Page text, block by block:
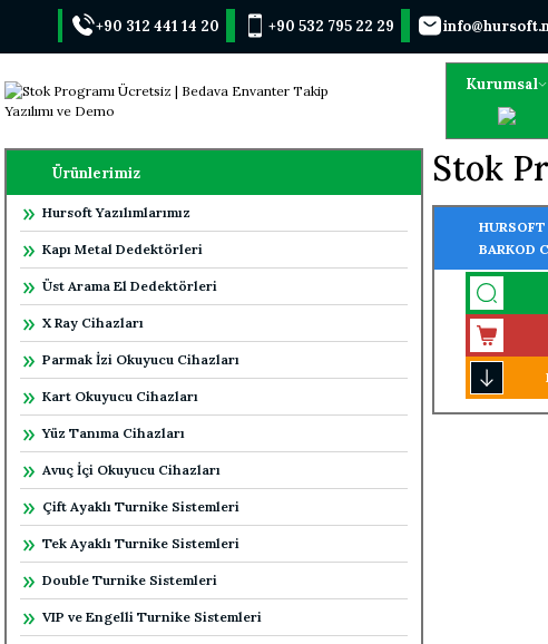
+90 312 441 14 20 +90 532 795 22 29
Kurumsal
Ürünlerimiz
Hursoft Yazılımlarımız
Kapı Metal Dedektörleri
Üst Arama El Dedektörleri
X Ray Cihazları
Parmak İzi Okuyucu Cihazları
Kart Okuyucu Cihazları
Yüz Tanıma Cihazları
Avuç İçi Okuyucu Cihazları
Çift Ayaklı Turnike Sistemleri
Tek Ayaklı Turnike Sistemleri
Double Turnike Sistemleri
VIP ve Engelli Turnike Sistemleri
Stok
BARKOD
ÇALIŞIR)